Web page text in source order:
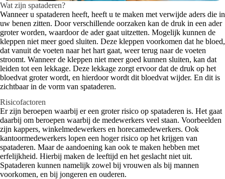
Wat zijn spataderen?
Wanneer u spataderen heeft, heeft u te maken met verwijde aders die in
uw benen zitten. Door verschillende oorzaken kan de druk in een ader
groter worden, waardoor de ader gaat uitzetten. Mogelijk kunnen de
kleppen niet meer goed sluiten. Deze kleppen voorkomen dat he bloed,
dat vanuit de voeten naar het hart gaat, weer terug naar de voeten
stroomt. Wanneer de kleppen niet meer goed kunnen sluiten, kan dat
leiden tot een lekkage. Deze lekkage zorgt ervoor dat de druk op het
bloedvat groter wordt, en hierdoor wordt dit bloedvat wijder. En dit is
zichtbaar in de vorm van spataderen.
Risicofactoren
Er zijn beroepen waarbij er een groter risico op spataderen is. Het gaat
daarbij om beroepen waarbij de medewerkers veel staan. Voorbeelden
zijn kappers, winkelmedewerkers en horecamedewerkers. Ook
kantoormedewerkers lopen een hoger risico op het krijgen van
spataderen. Maar de aandoening kan ook te maken hebben met
erfelijkheid. Hierbij maken de leeftijd en het geslacht niet uit.
Spataderen kunnen namelijk zowel bij vrouwen als bij mannen
voorkomen, en bij jongeren en ouderen.